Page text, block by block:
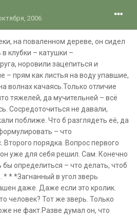
2006
на поваленном дереве, он сидел
клубки – катушки –
норовили зацепиться и
– прям как листья на воду упавшие,
волнах качаясь.Только отличие
тяжелей, да мучительней – всё
Сосредоточиться не давали,
поближе. Что б разглядеть её, да
– что
порядка. Вопрос первого
уже для себя решил. Сам. Конечно
бы определиться – что делать, чтоб
* * *Загнанный в угол зверь
даже. Даже если это кролик.
человек? Тот же зверь. Только
не факт.Разве думал он, что